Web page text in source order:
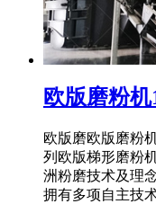
欧版磨粉机
欧版磨欧版磨粉
列欧版梯形磨粉
洲粉磨技术及理
拥有多项自主技